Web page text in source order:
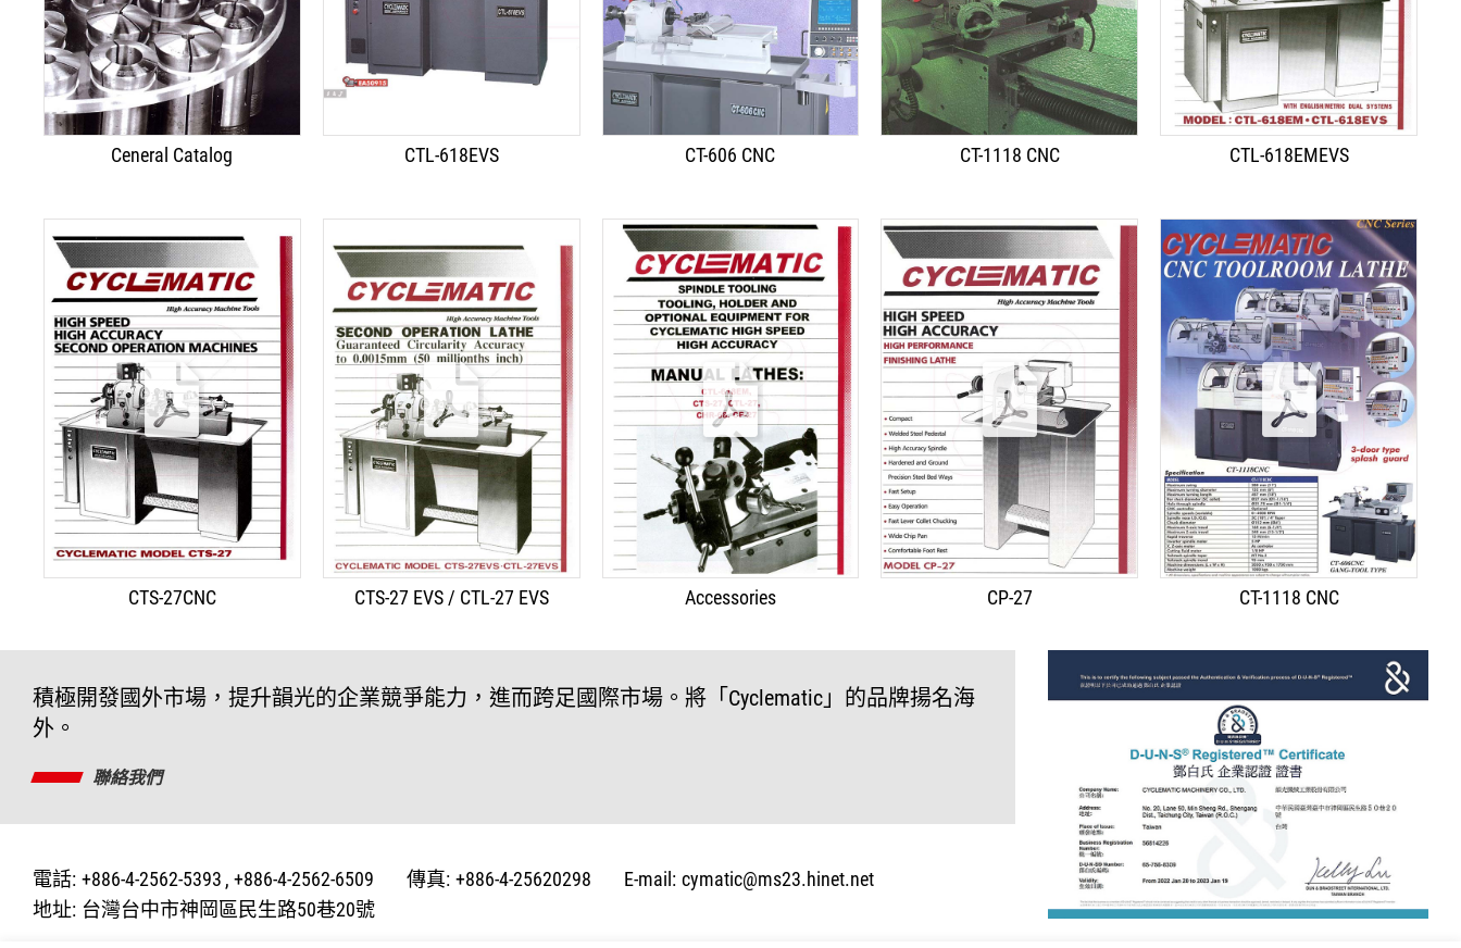
Ceneral Catalog CTL-618EVS CT-606 CNC CT-1118 CNC CTL-618EMEVS
CTS-27CNC CTS-27 EVS / CTL-27 EVS Accessories CP-27 CT-1118 CNC
積極開發國外市場，提升韻光的企業競爭能力，進而跨足國際市場。將「Cyclematic」的品牌揚名海
外。
聯絡我們
電話: +886-4-2562-5393 +886-4-2562-6509 傳真: +886-4-25620298 E-mail: cymatic@ms23.hinet.net
地址: 台灣台中市神岡區民生路50巷20號